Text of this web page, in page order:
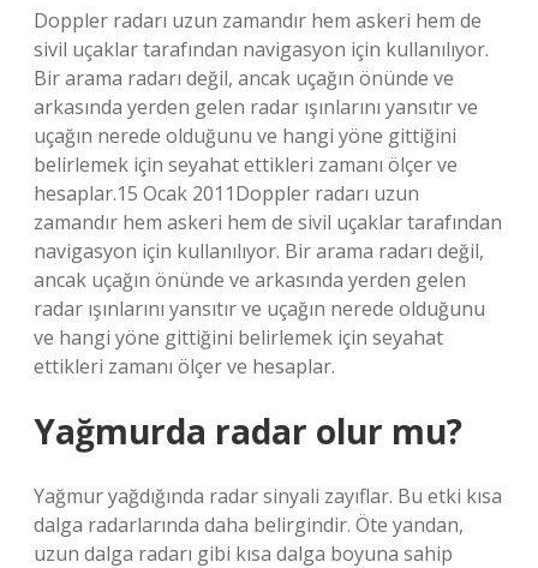
Doppler radarı uzun zamandır hem askeri hem de
sivil uçaklar tarafından navigasyon için kullanılıyor.
Bir arama radarı değil, ancak uçağın önünde ve
arkasında yerden gelen radar ışınlarını yansıtır ve
uçağın nerede olduğunu ve hangi yöne gittiğini
belirlemek için seyahat ettikleri zamanı ölçer ve
hesaplar.15 Ocak 2011Doppler radarı uzun
zamandır hem askeri hem de sivil uçaklar tarafından
navigasyon için kullanılıyor. Bir arama radarı değil,
ancak uçağın önünde ve arkasında yerden gelen
radar ışınlarını yansıtır ve uçağın nerede olduğunu
ve hangi yöne gittiğini belirlemek için seyahat
ettikleri zamanı ölçer ve hesaplar.
Yağmurda radar olur mu?
Yağmur yağdığında radar sinyali zayıflar. Bu etki kısa
dalga radarlarında daha belirgindir. Öte yandan,
uzun dalga radarı gibi kısa dalga boyuna sahip